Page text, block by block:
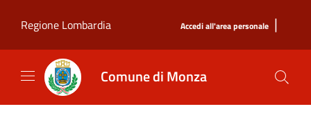
Regione Lombardia
Accedi all'area personale |
Comune di Monza